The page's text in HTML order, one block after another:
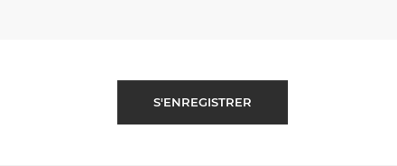
S'ENREGISTRER